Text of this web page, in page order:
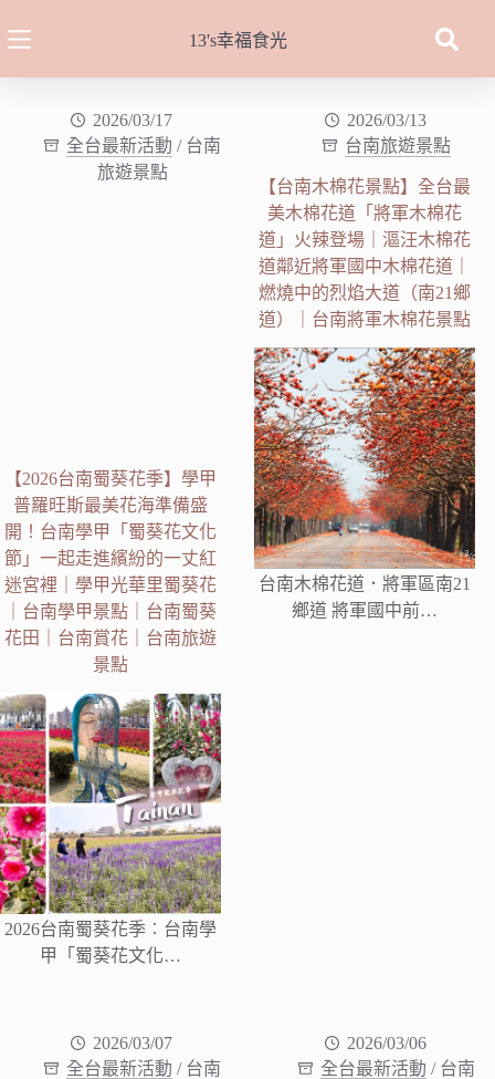
至
13's幸福食光
2026/03/17
全台最新活動 / 台南
旅遊景點
【2026台南蜀葵花季】學甲
普羅旺斯最美花海準備盛
開！台南學甲「蜀葵花文化
節」一起走進繽紛的一丈紅
迷宮裡｜學甲光華里蜀葵花
｜台南學甲景點｜台南蜀葵
花田｜台南賞花｜台南旅遊
景點
2026台南蜀葵花季︰台南學
甲「蜀葵花文化…
2026/03/13
台南旅遊景點
【台南木棉花景點】全台最
美木棉花道「將軍木棉花
道」火辣登場｜漚汪木棉花
道鄰近將軍國中木棉花道｜
燃燒中的烈焰大道（南21鄉
道）｜台南將軍木棉花景點
台南木棉花道．將軍區南21
鄉道 將軍國中前…
2026/03/07
全台最新活動 / 台南
2026/03/06
全台最新活動 / 台南